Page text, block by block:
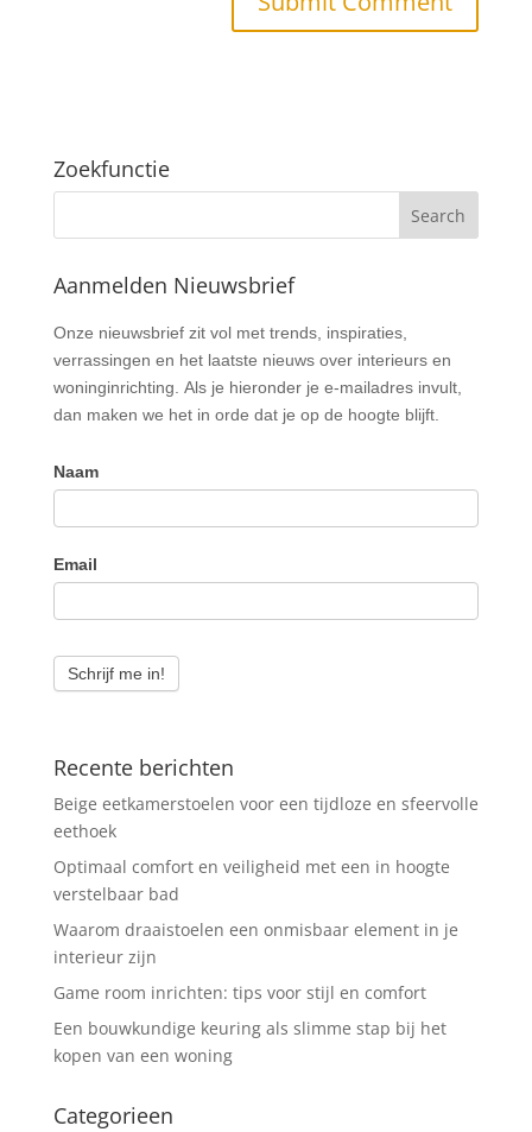
Zoekfunctie
Aanmelden Nieuwsbrief
Onze nieuwsbrief zit vol met trends, inspiraties,
verrassingen en het laatste nieuws over interieurs en
woninginrichting. Als je hieronder je e-mailadres invult,
dan maken we het in orde dat je op de hoogte blijft.
Naam
Email
Schrijf me in!
Recente berichten
Beige eetkamerstoelen voor een tijdloze en sfeervolle
eethoek
Optimaal comfort en veiligheid met een in hoogte
verstelbaar bad
Waarom draaistoelen een onmisbaar element in je
interieur zijn
Game room inrichten: tips voor stijl en comfort
Een bouwkundige keuring als slimme stap bij het
kopen van een woning
Categorieen